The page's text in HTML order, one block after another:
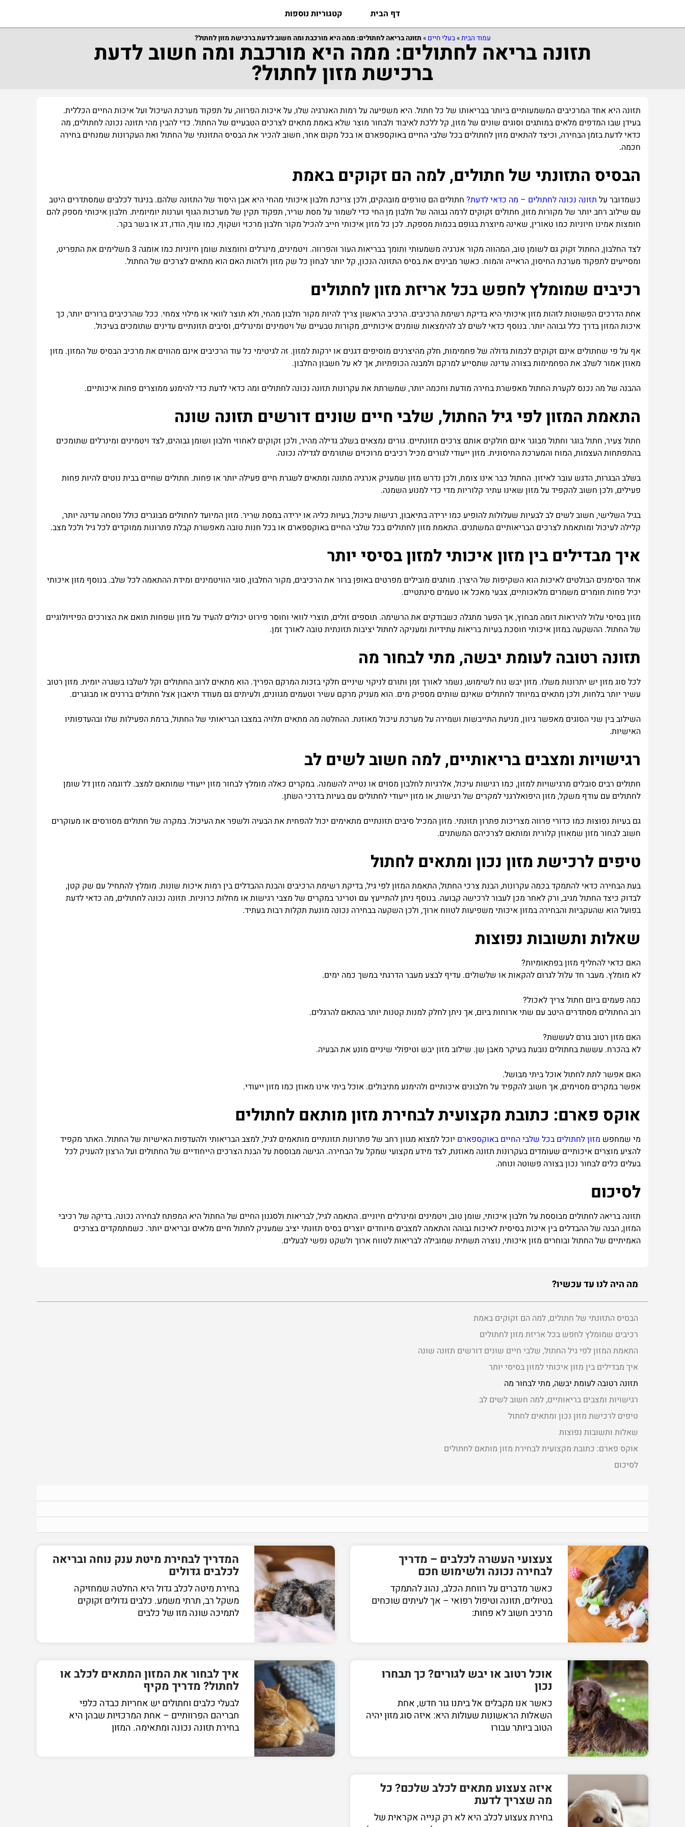
דף הבית קטגוריות נוספות
עמוד הבית»בעלי חיים » תזונה בריאה לחתולים: ממה היא מורכבת ומה חשוב לדעת ברכישת מזון לחתול?
תזונה בריאה לחתולים: ממה היא מורכבת ומה חשוב לדעת
ברכישת מזון לחתול?
תזונה היא אחדהמרכיבים המשמעותיים ביותרבבריאותו של כל חתול. היא משפיעה על רמותהאנרגיה שלו, עלאיכותהפרווה, על תפקוד מערכתהעיכול ועלאיכותהחיים הכללית.
בעידן שבוהמדפים מלאים במותגים וסוגים שונים של מזון, קלללכתלאיבוד ולבחור מוצר שלא באמת מתאים לצרכים הטבעיים שלהחתול. כדילהבין מהי תזונה נכונה לחתולים, מה
כדאילדעתבזמןהבחירה, וכיצדלהתאים מזוןלחתולים בכל שלביהחיים באוקספארם אובכל מקום אחר, חשובלהכיראתהבסיס התזונתי שלהחתול ואתהעקרונות שמנחים בחירה
חכמה.
הבסיס התזונתי של חתולים,למה הם זקוקים באמת
כשמדובר על תזונה נכונה לחתולים – מה כדאי לדעת? חתולים הם טורפים מובהקים, ולכן צריכת חלבוןאיכותי מהחיהיא אבןהיסוד שלהתזונה שלהם. בניגודלכלבים שמסתדרים היטב
עם שילוב רחב יותר של מקורות מזון, חתולים זקוקים לרמה גבוהה של חלבון מןהחי כדילשמור על מסת שריר, תפקוד תקין של מערכותהגוף וערנות יומיומית. חלבוןאיכותי מספק להם
חומצותאמינו חיוניות כמו טאורין, שאינה מיוצרתבגופם בכמות מספקת. לכן כל מזוןאיכותי חייבלהכיל מקור חלבון מרכזי ושקוף, כמו עוף,הודו,דגאובשרבקר.
לצדהחלבון,החתול זקוק גם לשומן טוב,המהווה מקוראנרגיה משמעותי ותומךבבריאותהעור והפרווה. ויטמינים, מינרלים וחומצות שומן חיוניות כמואומגה משלימים אתהתפריט,
ומסייעים לתפקוד מערכתהחיסון,הראייה והמוח. כאשר מבינים אתבסיס התזונה הנכון, קל יותרלבחון כל שק מזון ולזהותהאם הוא מתאים לצרכים שלהחתול.
רכיבים שמומלץלחפש בכל אריזתמזוןלחתולים
אחתהדרכים הפשוטותלזהות מזוןאיכותיהיא בדיקת רשימתהרכיבים. הרכיבהראשון צריךלהיות מקור חלבון מהחי, ולא תוצרלוואיאו מילוי צמחי. ככל שהרכיבים ברורים יותר, כך
איכותהמזוןבדרך כללגבוהה יותר. בנוסף כדאילשים לבלהימצאות שומנים איכותיים, מקורות טבעיים של ויטמינים ומינרלים, וסיבים תזונתיים עדינים שתומכים בעיכול.
אף על פי שחתולים אינם זקוקים לכמותגדולה של פחמימות, חלק מהיצרנים מוסיפים דגנים או ירקותלמזון. זה לגיטימי כל עודהרכיבים אינם מהווים את מרכיבהבסיס שלהמזון. מזון
מאוזןאמורלשלבאתהפחמימותבצורה עדינה שתסייעלמרקם ולמבנה הכופתיות,אךלא על חשבוןהחלבון.
ההבנה של מה נכנס לקערתהחתול מאפשרתבחירה מודעת וחכמה יותר, שמשרתתאת עקרונות תזונה נכונה לחתולים ומה כדאילדעת כדילהימנע ממוצרים פחותאיכותיים.
התאמת המזוןלפיגיל החתול, שלביחיים שונים דורשים תזונה שונה
חתול צעיר, חתולבוגר וחתול מבוגראינם חולקים אותם צרכים תזונתיים. גורים נמצאים בשלבגדילה מהיר, ולכן זקוקים לאחוזי חלבון ושומןגבוהים,לצד ויטמינים ומינרלים שתומכים
בהתפתחותהעצמות,המוח והמערכתהחיסונית. מזון ייעודילגורים מכיל רכיבים מרוכזים שתורמים לגדילה נכונה.
בשלבהבגרות,הדגש עוברלאיזון. החתול כבראינו צומח, ולכן נדרש מזון שמעניק אנרגיה מתונה ומתאים לשגרת חיים פעילה יותראו פחות. חתולים שחיים בבית נוטים להיות פחות
פעילים, ולכן חשובלהקפיד על מזון שאינו עתיר קלוריות מדי כדילמנועהשמנה.
בגילהשלישי, חשובלשים לבלבעיות שעלולותלהופיע כמו ירידה בתיאבון, רגישות עיכול,בעיות כליה או ירידה במסת שריר. מזוןהמיועדלחתולים מבוגרים כולל נוסחה עדינה יותר,
קלילה לעיכול ומותאמתלצרכים הבריאותיים המשתנים. התאמת מזוןלחתולים בכל שלביהחיים באוקספארם אובכל חנות טובה מאפשרת קבלת פתרונות ממוקדים לכלגיל ולכל מצב.
איך מבדילים בין מזון איכותילמזוןבסיסי יותר
אחדהסימנים הבולטים לאיכותהוא השקיפות שלהיצרן. מותגים מובילים מפרטים באופןברוראתהרכיבים, מקורהחלבון,סוגיהוויטמינים ומידתההתאמה לכל שלב. בנוסף מזוןאיכותי
יכיל פחות חומרים משמרים מלאכותיים, צבעי מאכלאו טעמים סינתטיים.
מזוןבסיסי עלוללהיראותדומה מבחוץ,אךהפער מתגלה כשבודקים אתהרשימה. תוספים זולים, תוצרילוואי וחוסר פירוט יכולים להעיד על מזון שפחות תואם אתהצורכים הפיזיולוגיים
שלהחתול. ההשקעה במזוןאיכותי חוסכתבעיותבריאות עתידיות ומעניקה לחתול יציבות תזונתית טובה לאורך זמן.
תזונה רטובה לעומת יבשה, מתילבחורמה
לכלסוג מזון יש יתרונות משלו. מזון יבש נוח לשימוש, נשמרלאורך זמן ותורם לניקוי שיניים חלקיבזכותהמרקם הפריך. הוא מתאים לרובהחתולים וקללשלבובשגרה יומית. מזון רטוב
עשיר יותרבלחות, ולכן מתאים במיוחדלחתולים שאינם שותים מספיק מים. הוא מעניק מרקם עשיר וטעמים מגוונים, ולעיתים גם מעודד תיאבוןאצל חתולים בררנים או מבוגרים.
השילובבין שניהסוגים מאפשרגיוון, מניעתהתייבשות ושמירה על מערכת עיכול מאוזנת. ההחלטה מה מתאים תלויה במצבוהבריאותי שלהחתול,ברמתהפעילות שלו ובהעדפותיו
האישיות.
רגישויות ומצבים בריאותיים,למה חשובלשים לב
חתולים רבים סובלים מרגישויותלמזון, כמו רגישות עיכול,אלרגיותלחלבון מסוים או נטייה להשמנה. במקרים כאלה מומלץלבחור מזון ייעודי שמותאם למצב. לדוגמה מזוןדל שומן
לחתולים עם עודף משקל, מזוןהיפואלרגנילמקרים של רגישות,או מזון ייעודילחתולים עם בעיותבדרכיהשתן.
גם בעיות נפוצות כמו כדורי פרווה מצריכות פתרון תזונתי. מזוןהמכילסיבים תזונתיים מתאימים יכוללהפחיתאתהבעיה ולשפראתהעיכול. במקרה של חתולים מסורסים או מעוקרים
חשובלבחור מזון שמאוזן קלורית ומותאם לצרכיהם המשתנים.
טיפים לרכישתמזון נכון ומתאים לחתול
בעתהבחירה כדאילהתמקדבכמה עקרונות,הבנת צרכיהחתול,התאמתהמזוןלפיגיל,בדיקת רשימתהרכיבים והבנתההבדלים בין רמותאיכות שונות. מומלץלהתחיל עם שק קטן,
לבדוק כיצדהחתול מגיב, ורק לאחר מכןלעבורלרכישה קבועה. בנוסף ניתןלהתייעץ עם וטרינרבמקרים של מצבי רגישותאו מחלות כרוניות. תזונה נכונה לחתולים, מה כדאילדעת
בפועלהוא שהעקביות והבחירה במזוןאיכותי משפיעותלטווח ארוך, ולכןהשקעה בבחירה נכונה מונעת תקלות רבותבעתיד.
שאלות ותשובות נפוצות
האם כדאילהחליף מזוןבפתאומיות?
לא מומלץ. מעבר חד עלוללגרום להקאותאו שלשולים. עדיף לבצע מעברהדרגתיבמשך כמה ימים.
כמה פעמים ביום חתול צריךלאכול?
רובהחתולים מסתדרים היטב עם שתיארוחותביום,אך ניתןלחלק למנות קטנות יותרבהתאם להרגלים.
האם מזון רטובגורם לעששת?
לא בהכרח. עששתבחתולים נובעתבעיקר מאבן שן. שילוב מזון יבש וטיפולי שיניים מונעאתהבעיה.
האם אפשרלתתלחתולאוכלביתי מבושל.
אפשרבמקרים מסוימים,אך חשובלהקפיד על חלבונים איכותיים ולהימנע מתיבולים. אוכלביתיאינו מאוזן כמו מזון ייעודי.
אוקס פארם: כתובתמקצועיתלבחירתמזון מותאם לחתולים
מי שמחפש מזוןלחתולים בכל שלביהחיים באוקספארם יוכללמצוא מגוון רחב של פתרונות תזונתיים מותאמים לגיל,למצבהבריאותי ולהעדפותהאישיות שלהחתול. האתר מקפיד
להציע מוצרים איכותיים שעומדים בעקרונות תזונה מאוזנת,לצד מידע מקצועי שמקל עלהבחירה. הגישה מבוססת עלהבנתהצרכים הייחודיים שלהחתולים ועלהרצוןלהעניק לכל
בעלים כלים לבחור נכוןבצורה פשוטה ונוחה.
לסיכום
תזונה בריאה לחתולים מבוססת על חלבוןאיכותי, שומן טוב, ויטמינים ומינרלים חיוניים. התאמה לגיל,לבריאות ולסגנוןהחיים שלהחתולהיא המפתח לבחירה נכונה. בדיקה של רכיבי
המזון,הבנה שלההבדלים ביןאיכותבסיסיתלאיכותגבוהה והתאמה למצבים מיוחדים יוצרים בסיס תזונתי יציב שמעניק לחתול חיים מלאים ובריאים יותר. כשמתמקדים בצרכים
האמיתיים שלהחתול ובוחרים מזוןאיכותי, נוצרה תשתית שמובילה לבריאותלטווח ארוך ולשקט נפשילבעלים.
מה היה לנו עד עכשיו?
הבסיס התזונתי של חתולים, למה הם זקוקים באמת
רכיבים שמומלץ לחפש בכל אריזת מזון לחתולים
התאמת המזון לפי גיל החתול, שלבי חיים שונים דורשים תזונה שונה
איך מבדילים בין מזון איכותי למזון בסיסי יותר
תזונה רטובה לעומת יבשה, מתי לבחור מה
רגישויות ומצבים בריאותיים, למה חשוב לשים לב
טיפים לרכישת מזון נכון ומתאים לחתול
שאלות ותשובות נפוצות
אוקס פארם: כתובת מקצועית לבחירת מזון מותאם לחתולים
לסיכום
צעצועי העשרה לכלבים – מדריך
לבחירה נכונה ולשימוש חכם
כאשר מדברים על רווחת הכלב, נהוג להתמקד
בטיולים, תזונה וטיפול רפואי – אך לעיתים שוכחים
מרכיב חשוב לא פחות:
המדריך לבחירת מיטת ענק נוחה ובריאה
לכלבים גדולים
בחירת מיטה לכלב גדול היא החלטה שמחזיקה
משקל רב, תרתי משמע. כלבים גדולים זקוקים
לתמיכה שונה מזו של כלבים
אוכל רטוב או יבש לגורים? כך תבחרו
נכון
כאשר אנו מקבלים אל ביתנו גור חדש, אחת
השאלות הראשונות שעולות היא: איזה סוג מזון יהיה
הטוב ביותר עבורו
איך לבחור את המזון המתאים לכלב או
לחתול? מדריך מקיף
לבעלי כלבים וחתולים יש אחריות כבדה כלפי
חבריהם הפרוותיים – אחת המרכזיות שבהן היא
בחירת תזונה נכונה ומתאימה. המזון
איזה צעצוע מתאים לכלב שלכם? כל
מה שצריך לדעת
בחירת צעצוע לכלב היא לא רק קנייה אקראית של